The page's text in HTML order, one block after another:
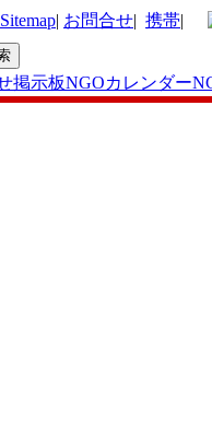
Sitemap| お問合せ| 携帯|
掲示板NGOカレンダー